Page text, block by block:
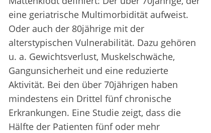
eine geriatrische Multimorbidität aufweist.
Oder auch der 80jährige mit der
alterstypischen Vulnerabilität. Dazu gehören
u. a. Gewichtsverlust, Muskelschwäche,
Gangunsicherheit und eine reduzierte
Aktivität. Bei den über 70jährigen haben
mindestens ein Drittel fünf chronische
Erkrankungen. Eine Studie zeigt, dass die
Hälfte der Patienten fünf oder mehr